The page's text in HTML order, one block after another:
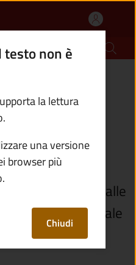
|
scheda).
pratiche relative alle
territorio comunale
testo non è
la lettura
una versione
browser più
Chiudi